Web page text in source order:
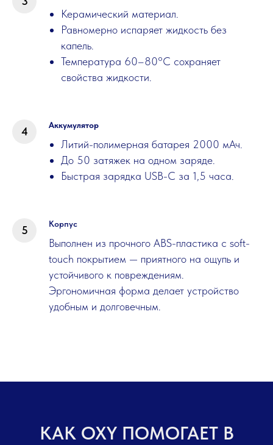
Керамический материал.
Равномерно испаряет жидкость без
капель.
Температура 60–80°C сохраняет
свойства жидкости.
Аккумулятор
Литий-полимерная батарея 2000 мАч.
До 50 затяжек на одном заряде.
Быстрая зарядка USB-C за 1,5 часа.
Корпус
Выполнен из прочного ABS-пластика с soft-
touch покрытием — приятного на ощупь и
устойчивого к повреждениям.
Эргономичная форма делает устройство
удобным и долговечным.
КАК OXY ПОМОГАЕТ В